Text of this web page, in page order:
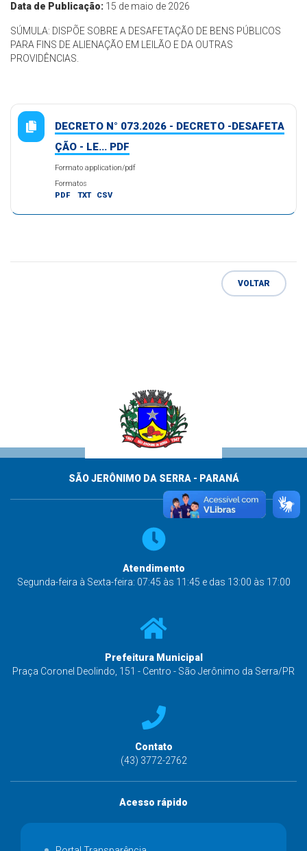
Data de Publicação: 15 de maio de 2026
SÚMULA: DISPÕE SOBRE A DESAFETAÇÃO DE BENS PÚBLICOS
PARA FINS DE ALIENAÇÃO EM LEILÃO E DA OUTRAS
PROVIDÊNCIAS.
DECRETO N° 073.2026 - DECRETO -DESAFETA
ÇÃO - LE... PDF
Formato application/pdf
Formatos
PDF
TXT CSV
VOLTAR
SÃO JERÔNIMO DA SERRA - PARANÁ
Atendimento
Segunda-feira à Sexta-feira: 07:45 às 11:45 e das 13:00 às 17:00
Prefeitura Municipal
Praça Coronel Deolindo, 151 - Centro - São Jerônimo da Serra/PR
Contato
(43) 3772-2762
Acesso rápido